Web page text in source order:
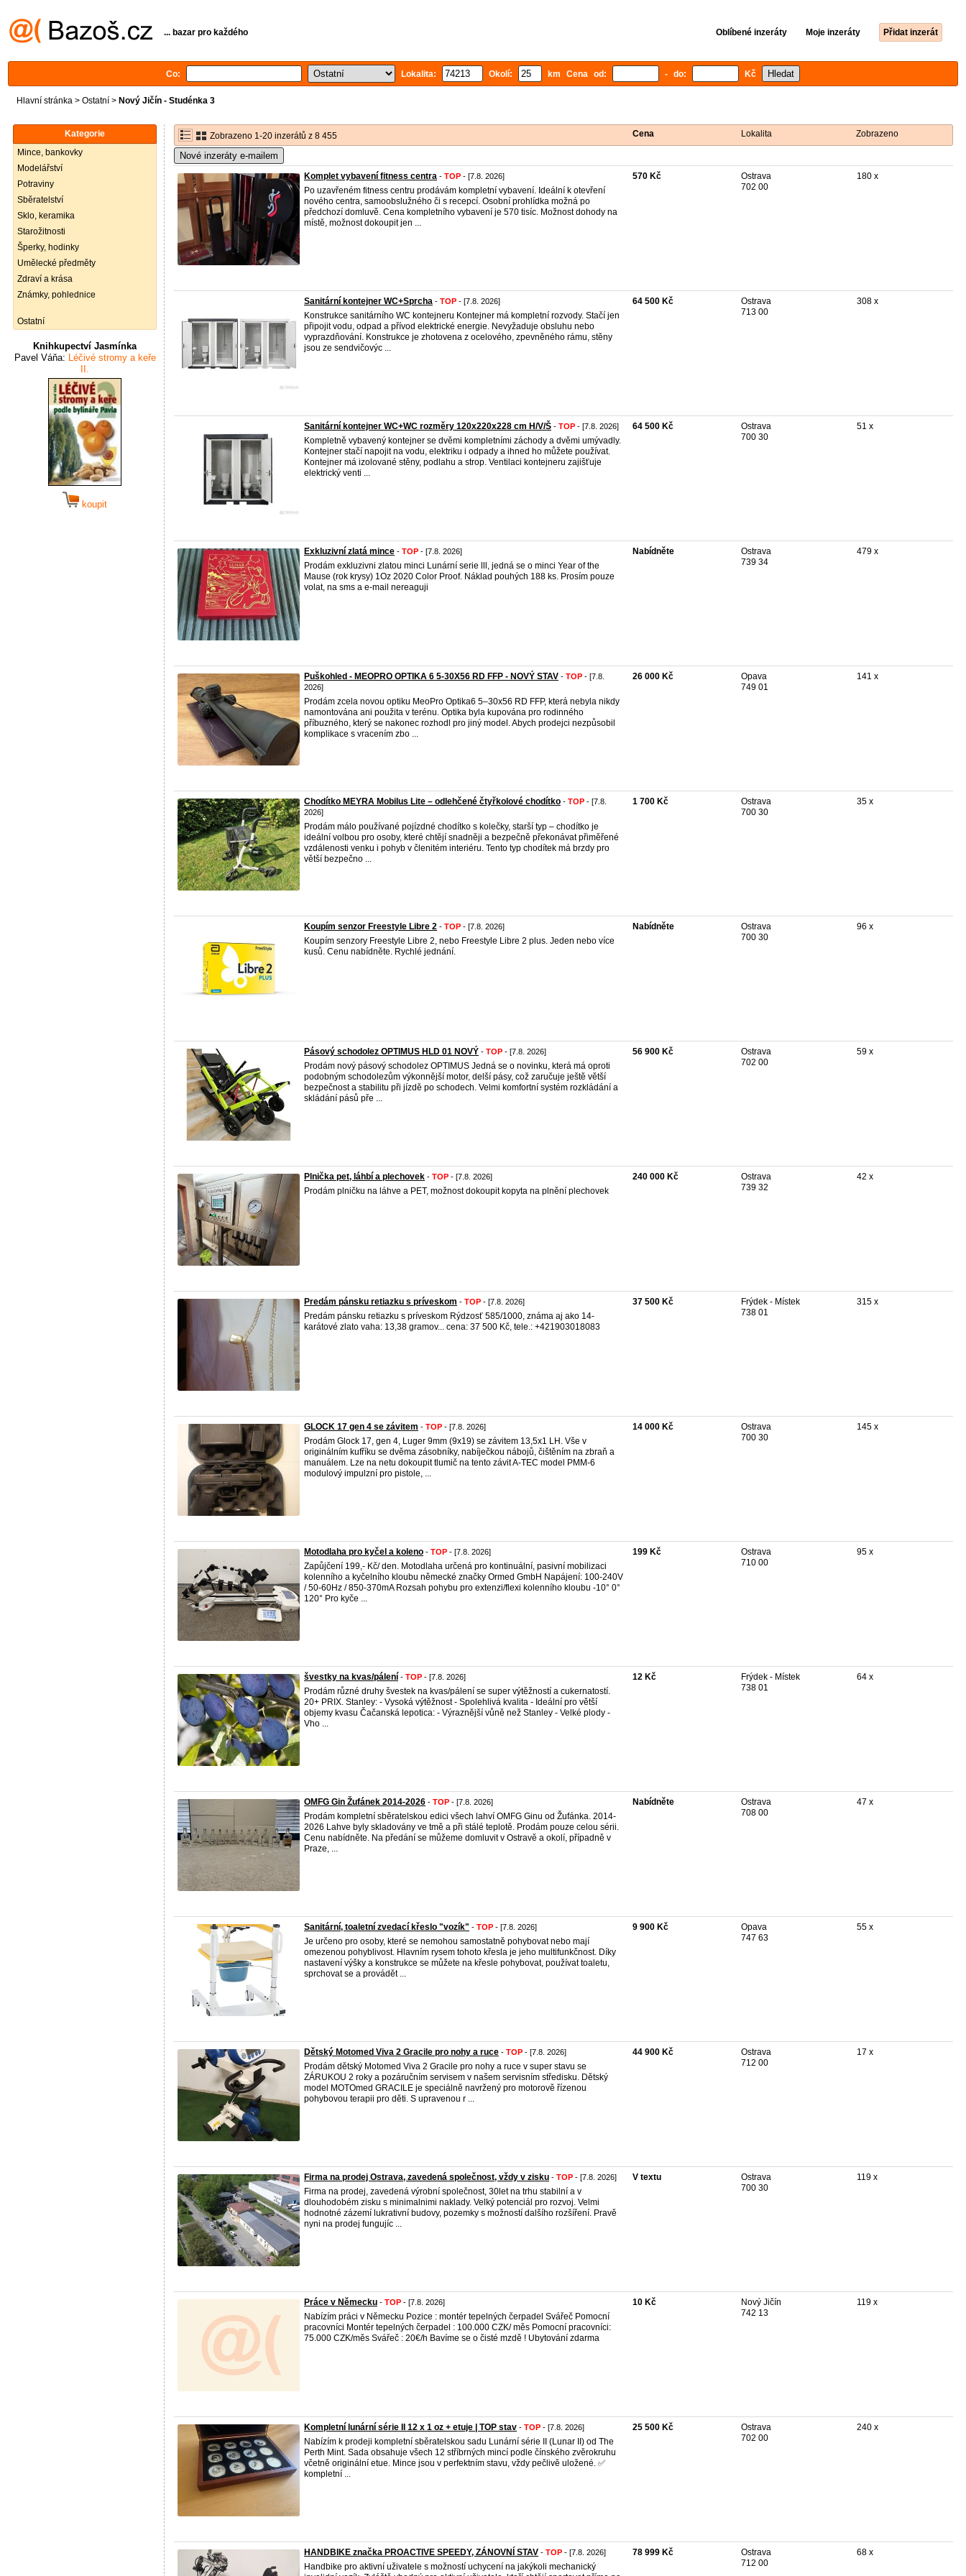
... bazar pro každého Oblíbené inzeráty Moje inzeráty Přidat inzerát
Co: Lokalita: Okolí: km Cena od: - do: Kč
Hlavní stránka > Ostatní > Nový Jičín - Studénka 3
Kategorie
Mince, bankovky
Modelářství
Potraviny
Sběratelství
Sklo, keramika
Starožitnosti
Šperky, hodinky
Umělecké předměty
Zdraví a krása
Známky, pohlednice
Ostatní
Knihkupectví Jasmínka
Pavel Váňa: Léčivé stromy a keře
II.
koupit
Zobrazeno 1-20 inzerátů z 8 455 Cena Lokalita Zobrazeno
Nové inzeráty e-mailem
Komplet vybavení fitness centra - TOP - [7.8. 2026]
Po uzavřeném fitness centru prodávám kompletní vybavení. Ideální k otevření
nového centra, samoobslužného či s recepcí. Osobní prohlídka možná po
předchozí domluvě. Cena kompletního vybavení je 570 tisíc. Možnost dohody na
místě, možnost dokoupit jen ...
570 Kč
Ostrava
702 00
180 x
Sanitární kontejner WC+Sprcha - TOP - [7.8. 2026]
Konstrukce sanitárního WC kontejneru Kontejner má kompletní rozvody. Stačí jen
připojit vodu, odpad a přívod elektrické energie. Nevyžaduje obsluhu nebo
vyprazdňování. Konstrukce je zhotovena z ocelového, zpevněného rámu, stěny
jsou ze sendvičovýc ...
64 500 Kč
Ostrava
713 00
308 x
Sanitární kontejner WC+WC rozměry 120x220x228 cm H/V/Š - TOP - [7.8. 2026]
Kompletně vybavený kontejner se dvěmi kompletními záchody a dvěmi umývadly.
Kontejner stačí napojit na vodu, elektriku i odpady a ihned ho můžete používat.
Kontejner má izolované stěny, podlahu a strop. Ventilaci kontejneru zajišťuje
elektrický venti ...
64 500 Kč
Ostrava
700 30
51 x
Exkluzivní zlatá mince - TOP - [7.8. 2026]
Prodám exkluzivni zlatou minci Lunární serie lll, jedná se o minci Year of the
Mause (rok krysy) 1Oz 2020 Color Proof. Náklad pouhých 188 ks. Prosím pouze
volat, na sms a e-mail nereaguji
Nabídněte
Ostrava
739 34
479 x
Puškohled - MEOPRO OPTIKA 6 5-30X56 RD FFP - NOVÝ STAV - TOP - [7.8.
2026]
Prodám zcela novou optiku MeoPro Optika6 5–30x56 RD FFP, která nebyla nikdy
namontována ani použita v terénu. Optika byla kupována pro rodinného
příbuzného, který se nakonec rozhodl pro jiný model. Abych prodejci nezpůsobil
komplikace s vracením zbo ...
26 000 Kč
Opava
749 01
141 x
Chodítko MEYRA Mobilus Lite – odlehčené čtyřkolové chodítko - TOP - [7.8.
2026]
Prodám málo používané pojízdné chodítko s kolečky, starší typ – chodítko je
ideální volbou pro osoby, které chtějí snadněji a bezpečně překonávat přiměřené
vzdálenosti venku i pohyb v členitém interiéru. Tento typ chodítek má brzdy pro
větší bezpečno ...
1 700 Kč
Ostrava
700 30
35 x
Koupím senzor Freestyle Libre 2 - TOP - [7.8. 2026]
Koupím senzory Freestyle Libre 2, nebo Freestyle Libre 2 plus. Jeden nebo více
kusů. Cenu nabídněte. Rychlé jednání.
Nabídněte
Ostrava
700 30
96 x
Pásový schodolez OPTIMUS HLD 01 NOVÝ - TOP - [7.8. 2026]
Prodám nový pásový schodolez OPTIMUS Jedná se o novinku, která má oproti
podobným schodolezům výkonnější motor, delší pásy, což zaručuje ještě větší
bezpečnost a stabilitu při jízdě po schodech. Velmi komfortní systém rozkládání a
skládání pásů pře ...
56 900 Kč
Ostrava
702 00
59 x
Plnička pet, láhbí a plechovek - TOP - [7.8. 2026]
Prodám plničku na láhve a PET, možnost dokoupit kopyta na plnění plechovek
240 000 Kč
Ostrava
739 32
42 x
Predám pánsku retiazku s príveskom - TOP - [7.8. 2026]
Predám pánsku retiazku s príveskom Rýdzosť 585/1000, známa aj ako 14-
karátové zlato vaha: 13,38 gramov... cena: 37 500 Kč, tele.: +421903018083
37 500 Kč
Frýdek - Místek
738 01
315 x
GLOCK 17 gen 4 se závitem - TOP - [7.8. 2026]
Prodám Glock 17, gen 4, Luger 9mm (9x19) se závitem 13,5x1 LH. Vše v
originálním kufříku se dvěma zásobníky, nabíječkou nábojů, čištěním na zbraň a
manuálem. Lze na netu dokoupit tlumič na tento závit A-TEC model PMM-6
modulový impulzní pro pistole, ...
14 000 Kč
Ostrava
700 30
145 x
Motodlaha pro kyčel a koleno - TOP - [7.8. 2026]
Zapůjčení 199,- Kč/ den. Motodlaha určená pro kontinuální, pasivní mobilizaci
kolenního a kyčelního kloubu německé značky Ormed GmbH Napájení: 100-240V
/ 50-60Hz / 850-370mA Rozsah pohybu pro extenzi/flexi kolenního kloubu -10° 0°
120° Pro kyče ...
199 Kč
Ostrava
710 00
95 x
švestky na kvas/pálení - TOP - [7.8. 2026]
Prodám různé druhy švestek na kvas/pálení se super výtěžností a cukernatostí.
20+ PRIX. Stanley: - Vysoká výtěžnost - Spolehlivá kvalita - Ideální pro větší
objemy kvasu Čačanská lepotica: - Výraznější vůně než Stanley - Velké plody -
Vho ...
12 Kč
Frýdek - Místek
738 01
64 x
OMFG Gin Žufánek 2014-2026 - TOP - [7.8. 2026]
Prodám kompletní sběratelskou edici všech lahví OMFG Ginu od Žufánka. 2014-
2026 Lahve byly skladovány ve tmě a při stálé teplotě. Prodám pouze celou sérii.
Cenu nabídněte. Na předání se můžeme domluvit v Ostravě a okolí, případně v
Praze, ...
Nabídněte
Ostrava
708 00
47 x
Sanitární, toaletní zvedací křeslo "vozík" - TOP - [7.8. 2026]
Je určeno pro osoby, které se nemohou samostatně pohybovat nebo mají
omezenou pohyblivost. Hlavním rysem tohoto křesla je jeho multifunkčnost. Díky
nastavení výšky a konstrukce se můžete na křesle pohybovat, používat toaletu,
sprchovat se a provádět ...
9 900 Kč
Opava
747 63
55 x
Dětský Motomed Viva 2 Gracile pro nohy a ruce - TOP - [7.8. 2026]
Prodám dětský Motomed Viva 2 Gracile pro nohy a ruce v super stavu se
ZÁRUKOU 2 roky a pozáručním servisem v našem servisním středisku. Dětský
model MOTOmed GRACILE je speciálně navržený pro motorově řízenou
pohybovou terapii pro děti. S upravenou r ...
44 900 Kč
Ostrava
712 00
17 x
Firma na prodej Ostrava, zavedená společnost, vždy v zisku - TOP - [7.8. 2026]
Firma na prodej, zavedená výrobní společnost, 30let na trhu stabilní a v
dlouhodobém zisku s minimalnimi naklady. Velký potenciál pro rozvoj. Velmi
hodnotné zázemí lukrativní budovy, pozemky s možností dalšího rozšíření. Pravě
nyni na prodej fungujíc ...
V textu
Ostrava
700 30
119 x
Práce v Německu - TOP - [7.8. 2026]
Nabízím práci v Německu Pozice : montér tepelných čerpadel Svářeč Pomocní
pracovníci Montér tepelných čerpadel : 100.000 CZK/ měs Pomocní pracovníci:
75.000 CZK/měs Svářeč : 20€/h Bavíme se o čisté mzdě ! Ubytování zdarma
10 Kč
Nový Jičín
742 13
119 x
Kompletní lunární série II 12 x 1 oz + etuje | TOP stav - TOP - [7.8. 2026]
Nabízím k prodeji kompletní sběratelskou sadu Lunární série II (Lunar II) od The
Perth Mint. Sada obsahuje všech 12 stříbrných mincí podle čínského zvěrokruhu
včetně originální etue. Mince jsou v perfektním stavu, vždy pečlivě uložené. ✅
kompletní ...
25 500 Kč
Ostrava
702 00
240 x
HANDBIKE značka PROACTIVE SPEEDY, ZÁNOVNÍ STAV - TOP - [7.8. 2026]
Handbike pro aktivní uživatele s možností uchycení na jakýkoli mechanický
78 999 Kč
Ostrava
712 00
68 x